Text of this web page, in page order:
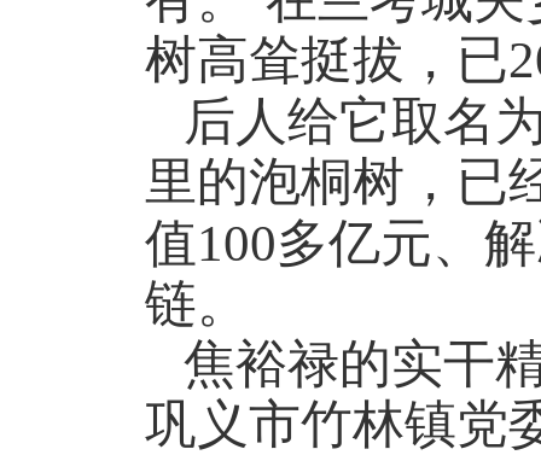
树高耸挺拔，已
后人给它取名
里的泡桐树，已
值100多亿元、
链。
焦裕禄的实干
巩义市竹林镇党